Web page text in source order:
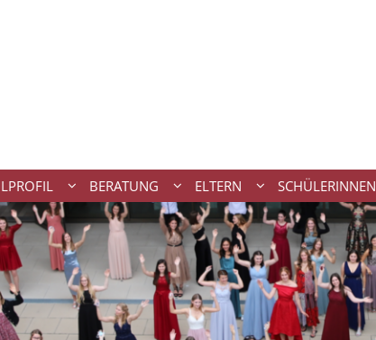
BERATUNG ELTERN SCHÜLERINNEN